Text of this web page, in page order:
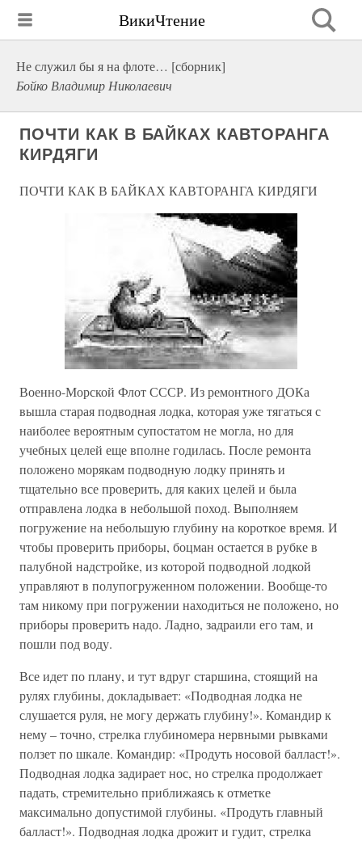
ВикиЧтение
Не служил бы я на флоте… [сборник]
Бойко Владимир Николаевич
ПОЧТИ КАК В БАЙКАХ КАВТОРАНГА
КИРДЯГИ
ПОЧТИ КАК В БАЙКАХ КАВТОРАНГА КИРДЯГИ
Военно-Морской Флот СССР. Из ремонтного ДОКа
вышла старая подводная лодка, которая уже тягаться с
наиболее вероятным супостатом не могла, но для
учебных целей еще вполне годилась. После ремонта
положено морякам подводную лодку принять и
тщательно все проверить, для каких целей и была
отправлена лодка в небольшой поход. Выполняем
погружение на небольшую глубину на короткое время. И
чтобы проверить приборы, боцман остается в рубке в
палубной надстройке, из которой подводной лодкой
управляют в полупогруженном положении. Вообще-то
там никому при погружении находиться не положено, но
приборы проверить надо. Ладно, задраили его там, и
пошли под воду.
Все идет по плану, и тут вдруг старшина, стоящий на
рулях глубины, докладывает: «Подводная лодка не
слушается руля, не могу держать глубину!». Командир к
нему – точно, стрелка глубиномера нервными рывками
ползет по шкале. Командир: «Продуть носовой балласт!».
Подводная лодка задирает нос, но стрелка продолжает
падать, стремительно приближаясь к отметке
максимально допустимой глубины. «Продуть главный
балласт!». Подводная лодка дрожит и гудит, стрелка